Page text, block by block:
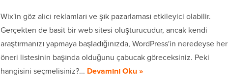
Wix'in göz alıcı reklamları ve şık pazarlaması etkileyici olabilir.
Gerçekten de basit bir web sitesi oluşturucudur, ancak kendi
araştırmanızı yapmaya başladığınızda, WordPress'in neredeyse her
öneri listesinin başında olduğunu çabucak göreceksiniz. Peki
hangisini seçmelisiniz?... Devamını Oku »